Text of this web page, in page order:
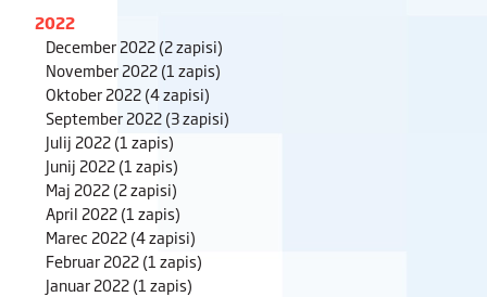
2022
December 2022(2 zapisi)
November 2022(1 zapis)
Oktober 2022(4 zapisi)
September 2022(3 zapisi)
Julij 2022(1 zapis)
Junij 2022(1 zapis)
Maj 2022(2 zapisi)
April 2022(1 zapis)
Marec 2022(4 zapisi)
Februar 2022(1 zapis)
Januar 2022(1 zapis)